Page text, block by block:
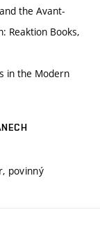
the Avant-
Reaktion Books,
in the Modern
povinný